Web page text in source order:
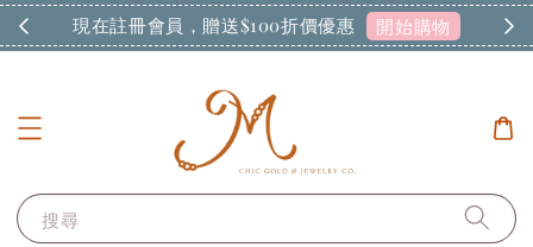
現在註冊會員，贈送$100折價優惠 開始購物
搜尋